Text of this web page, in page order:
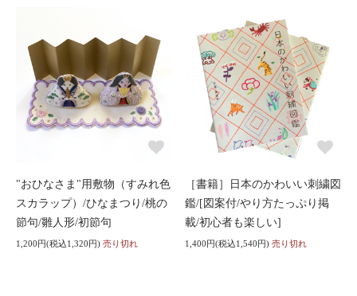
"おひなさま"用敷物（すみれ色
スカラップ）/ひなまつり/桃の
節句/雛人形/初節句
1,200円(税込1,320円) 売り切れ
［書籍］日本のかわいい刺繍図
鑑/[図案付/やり方たっぷり掲
載/初心者も楽しい]
1,400円(税込1,540円) 売り切れ